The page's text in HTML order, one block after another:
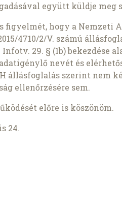
együtt küldje meg
figyelmét, hogy a Nemzeti
4710/2/V. számú
29. § (1b) bekezdése
nevét és
állásfoglalás szerint nem
ellenőrzésére sem.
előre is köszönöm.
24.